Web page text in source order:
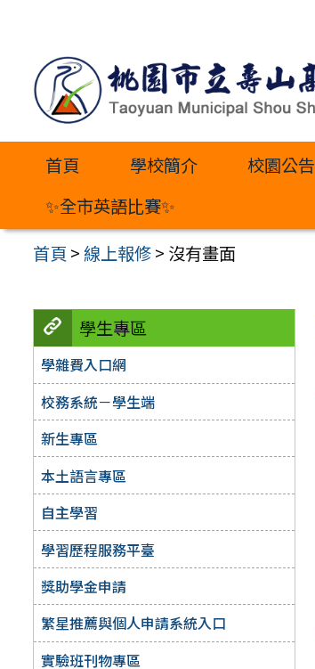
內
首頁 學校簡介 校園公告
✨全市英語比賽✨
首頁 >線上報修> 沒有畫面
學生專區
學雜費入口網
校務系統－學生端
新生專區
本土語言專區
自主學習
學習歷程服務平臺
獎助學金申請
繁星推薦與個人申請系統入口
實驗班刊物專區